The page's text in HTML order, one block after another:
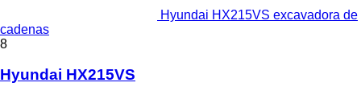
Hyundai HX215VS excavadora de
cadenas
8
Hyundai HX215VS